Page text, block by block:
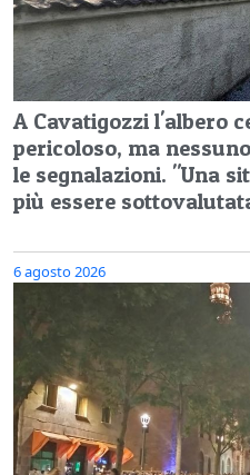
A Cavatigozzi l'albero
pericoloso, ma
le segnalazioni. "Una
più essere
6 agosto 2026